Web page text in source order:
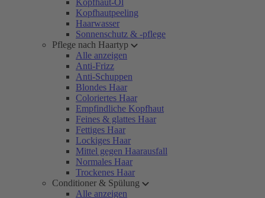
Kopfhaut-Öl
Kopfhautpeeling
Haarwasser
Sonnenschutz & -pflege
Pflege nach Haartyp
Alle anzeigen
Anti-Frizz
Anti-Schuppen
Blondes Haar
Coloriertes Haar
Empfindliche Kopfhaut
Feines & glattes Haar
Fettiges Haar
Lockiges Haar
Mittel gegen Haarausfall
Normales Haar
Trockenes Haar
Conditioner & Spülung
Alle anzeigen